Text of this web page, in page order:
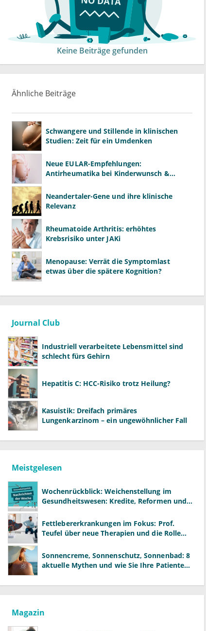
Keine Beiträge gefunden
Ähnliche Beiträge
Schwangere und Stillende in klinischen
Studien: Zeit für ein Umdenken
Neue EULAR-Empfehlungen:
Antirheumatika bei Kinderwunsch &
Neandertaler-Gene und ihre klinische
Relevanz
Rheumatoide Arthritis: erhöhtes
Krebsrisiko unter JAKi
Menopause: Verrät die Symptomlast
etwas über die spätere Kognition?
Journal Club
Industriell verarbeitete Lebensmittel sind
schlecht fürs Gehirn
Hepatitis C: HCC-Risiko trotz Heilung?
Kasuistik: Dreifach primäres
Lungenkarzinom – ein ungewöhnlicher Fall
Meistgelesen
Wochenrückblick: Weichenstellung im
Gesundheitswesen: Kredite, Reformen und
Fettlebererkrankungen im Fokus: Prof.
Teufel über neue Therapien und die Rolle
Sonnencreme, Sonnenschutz, Sonnenbad: 8
aktuelle Mythen und wie Sie Ihre Patienten
Magazin